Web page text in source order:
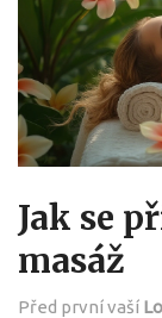
Jak se
masáž
Před první vaší